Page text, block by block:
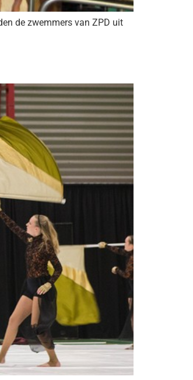
de zwemmers van ZPD uit